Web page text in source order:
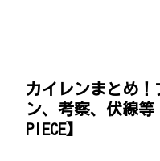
カイレンまとめ
ン、考察、伏線等
PIECE】